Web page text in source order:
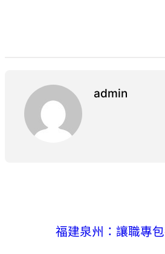
admin
福建泉州：讓職專